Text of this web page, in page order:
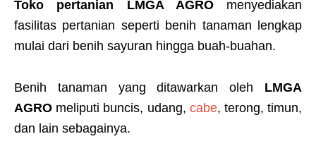
Toko pertanian LMGA AGROmenyediakan
fasilitas pertanian seperti benih tanaman lengkap
mulai dari benih sayuran hingga buah-buahan.
Benih tanaman yang ditawarkan oleh LMGA
AGRO meliputi buncis, udang, cabe, terong, timun,
dan lain sebagainya.